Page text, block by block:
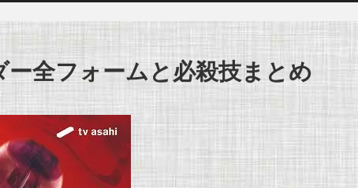
全フォームと必殺技まとめ